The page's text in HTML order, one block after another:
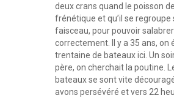
deux crans quand le poisson
frénétique et qu’il se regroupe
faisceau, pour pouvoir salabrer
correctement. Il y a 35 ans, on
trentaine de bateaux ici. Un
père, on cherchait la poutine.
bateaux se sont vite
avons persévéré et vers 22